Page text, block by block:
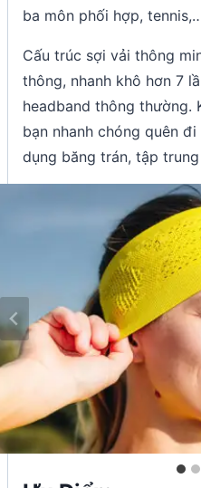
ba môn phối hợp,
Cấu trúc sợi vải thông
thông, nhanh khô hơn 7
headband thông thường.
bạn nhanh chóng quên
dụng băng trán, tập